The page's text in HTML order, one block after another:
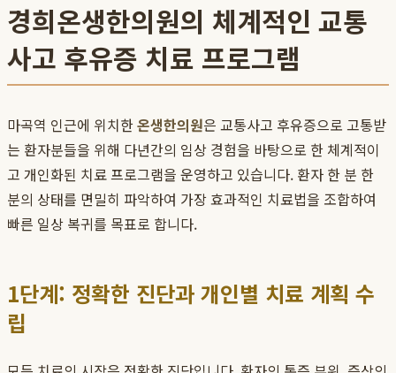
경희온생한의원의 체계적인 교통
사고 후유증 치료 프로그램
마곡역 인근에 위치한온생한의원은 교통사고 후유증으로 고통받
는 환자분들을 위해 다년간의 임상 경험을 바탕으로 한 체계적이
고 개인화된 치료 프로그램을 운영하고 있습니다. 환자 한 분 한
분의 상태를 면밀히 파악하여 가장 효과적인 치료법을 조합하여
빠른 일상 복귀를 목표로 합니다.
1단계: 정확한 진단과 개인별 치료 계획 수
립